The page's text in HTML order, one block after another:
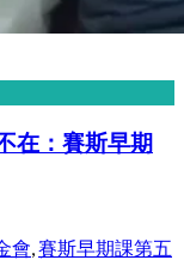
在：賽斯早期
會 賽斯早期課第五